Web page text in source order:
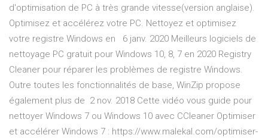
d'optimisation de PC à très grande vitesse(version anglaise).
Optimisez et accélérez votre PC. Nettoyez et optimisez
votre registre Windows en 6 janv. 2020 Meilleurs logiciels de
nettoyage PC gratuit pour Windows 10, 8, 7 en 2020 Registry
Cleaner pour réparer les problèmes de registre Windows.
Outre toutes les fonctionnalités de base, WinZip propose
également plus de 2 nov. 2018 Cette vidéo vous guide pour
nettoyer Windows 7 ou Windows 10 avec CCleaner Optimiser
et accélérer Windows 7 : https://www.malekal.com/optimiser-